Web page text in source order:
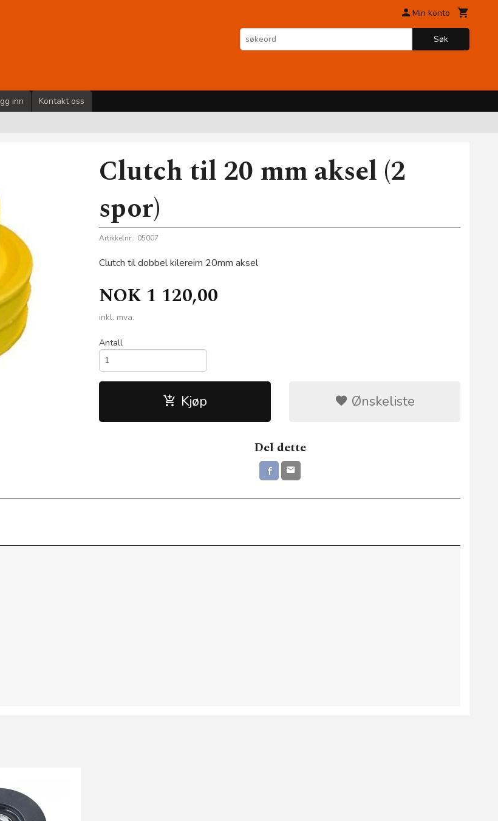
Min konto
Søk
inn Kontakt oss
Clutch til 20 mm aksel (2
spor)
Artikkelnr.: 05007
Clutch til dobbel kilereim 20mm aksel
NOK 1 120,00
inkl. mva.
Antall
Kjøp Ønskeliste
Del dette